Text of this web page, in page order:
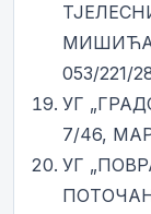
МИШИЋА
053/221/
УГ
7/46,
УГ